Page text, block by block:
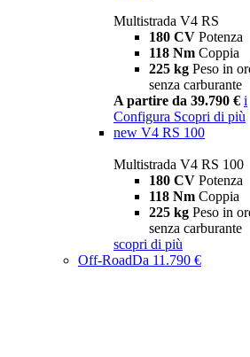
Multistrada V4 RS
180 CV Potenza
118 Nm Coppia
225 kg Peso in
senza carburante
A partire da 39.790 € i
Configura Scopri di più
new V4 RS 100
Multistrada V4 RS 100
180 CV Potenza
118 Nm Coppia
225 kg Peso in
senza carburante
scopri di più
Off-RoadDa 11.790 €